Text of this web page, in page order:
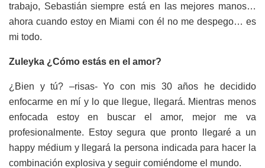
trabajo, Sebastián siempre está en las mejores manos…
ahora cuando estoy en Miami con él no me despego… es
mi todo.
Zuleyka ¿Cómo estás en el amor?
¿Bien y tú? –risas- Yo con mis 30 años he decidido
enfocarme en mí y lo que llegue, llegará. Mientras menos
enfocada estoy en buscar el amor, mejor me va
profesionalmente. Estoy segura que pronto llegaré a un
happy médium y llegará la persona indicada para hacer la
combinación explosiva y seguir comiéndome el mundo.